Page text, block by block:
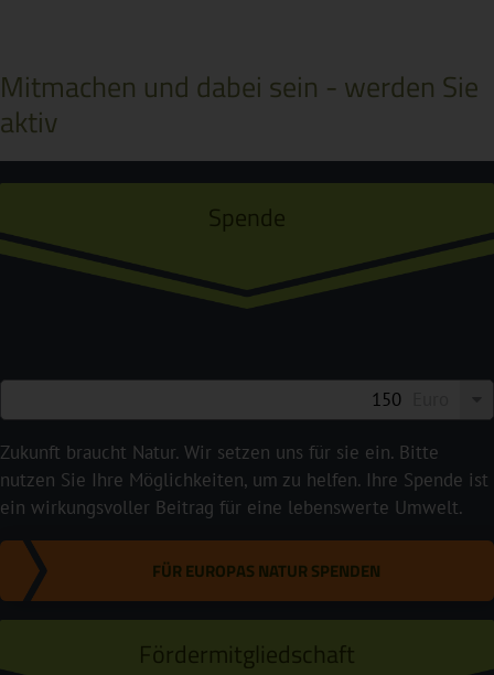
Mitmachen und dabei sein - werden Sie
aktiv
Spende
Zukunft braucht Natur. Wir setzen uns für sie ein. Bitte
nutzen Sie Ihre Möglichkeiten, um zu helfen. Ihre Spende ist
ein wirkungsvoller Beitrag für eine lebenswerte Umwelt.
FÜR EUROPAS NATUR SPENDEN
Fördermitgliedschaft